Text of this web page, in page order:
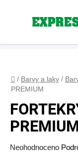
Domů
/ Barvy a laky /
PREMIUM
Průměrné
Neohodnoceno